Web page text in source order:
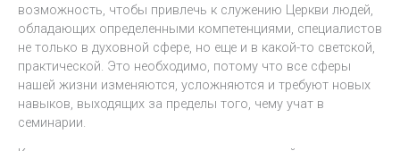
возможность, чтобы привлечь к служению Церкви людей,
обладающих определенными компетенциями, специалистов
не только в духовной сфере, но еще и в какой-то светской,
практической. Это необходимо, потому что все сферы
нашей жизни изменяются, усложняются и требуют новых
навыков, выходящих за пределы того, чему учат в
семинарии.